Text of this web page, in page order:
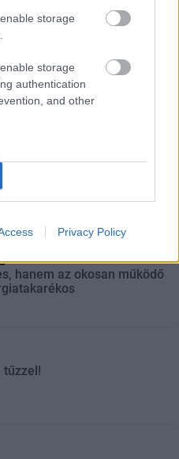
storage
storage
authentication
and other
Privacy Policy
elfogadom azadatvédelmi
hanem az okosan működő
tűzzel!